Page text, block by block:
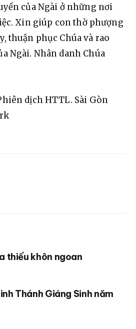
của Ngài ở những nơi
Xin giúp con thờ phượng
thuận phục Chúa và rao
Ngài. Nhân danh Chúa
dịch HTTL. Sài Gòn
thiếu khôn ngoan
Thánh Giáng Sinh năm